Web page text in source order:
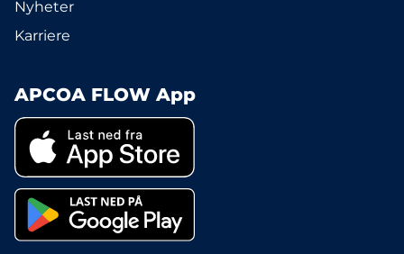
Nyheter
Karriere
APCOA FLOW App